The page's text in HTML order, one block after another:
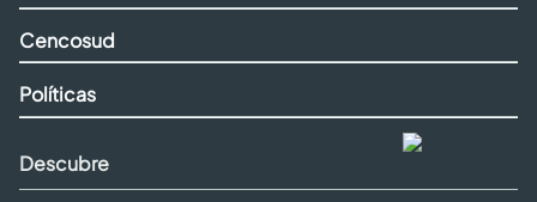
Cencosud
Políticas
Descubre